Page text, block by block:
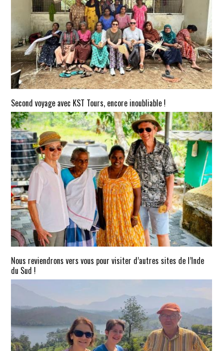
Second voyage avec KST Tours, encore inoubliable !
Nous reviendrons vers vous pour visiter d’autres sites de l’Inde
du Sud !